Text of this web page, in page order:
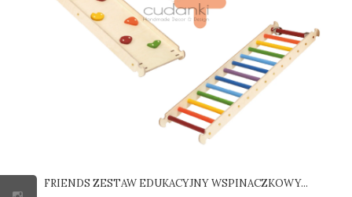
FRIENDS ZESTAW EDUKACYJNY WSPINACZKOWY...